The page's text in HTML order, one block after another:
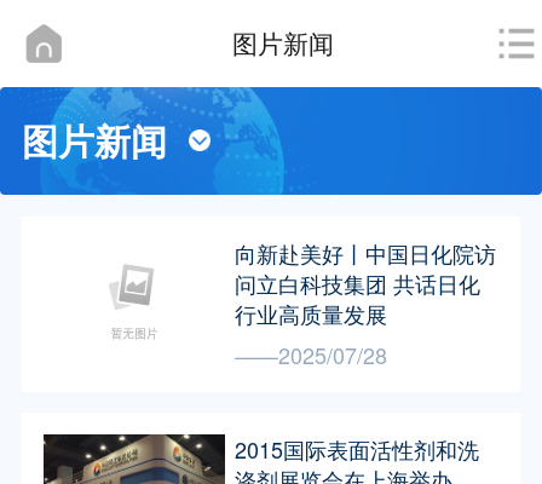
图片新闻
图片新闻
向新赴美好丨中国日化院访
问立白科技集团 共话日化
行业高质量发展
——2025/07/28
2015国际表面活性剂和洗